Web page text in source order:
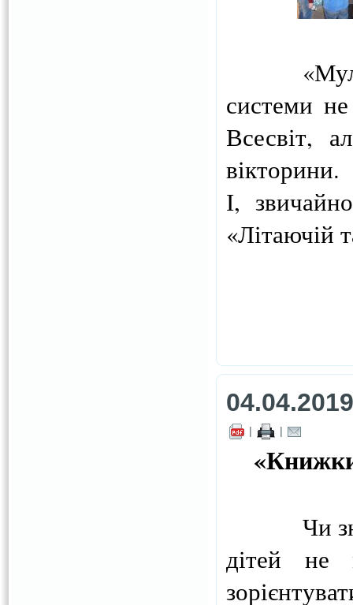
системи
Всесвіт,
вікторини.
І,
«Літаючій
04.04.2019
| |
Чи
дітей не